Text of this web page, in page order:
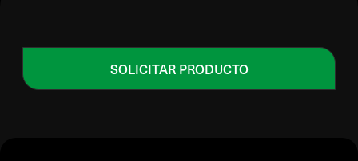
SOLICITAR PRODUCTO